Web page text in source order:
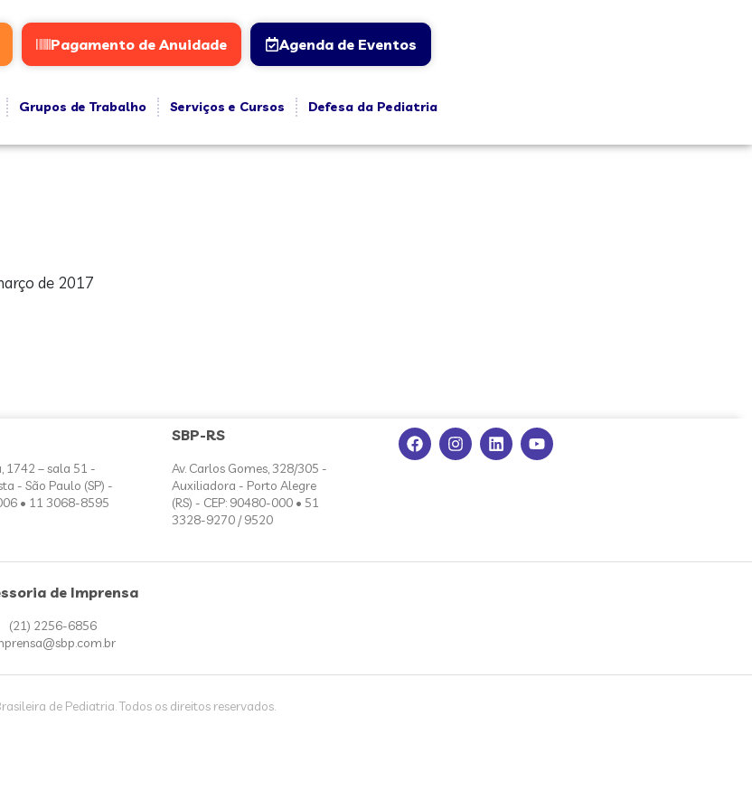
Pagamento de Anuidade Agenda de Eventos
Grupos de Trabalho Serviços e Cursos
Defesa da Pediatria
de 2017
1742 – sala 51 -
- São Paulo (SP) -
• 11 3068-8595
SBP-RS
Av. Carlos Gomes, 328/305 -
Auxiliadora - Porto Alegre
(RS) - CEP: 90480-000 • 51
3328-9270 / 9520
de Imprensa
(21) 2256-6856
de Pediatria. Todos os direitos reservados.